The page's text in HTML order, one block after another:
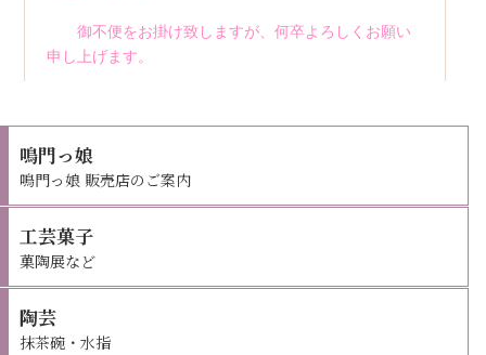
鳴門っ娘
鳴門っ娘 販売店のご案内
工芸菓子
菓陶展など
陶芸
抹茶碗・水指